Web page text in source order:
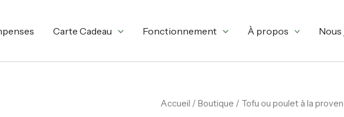
Carte Cadeau Fonctionnement À propos
Accueil / Boutique / Tofu ou poulet à la
Plage
quantité